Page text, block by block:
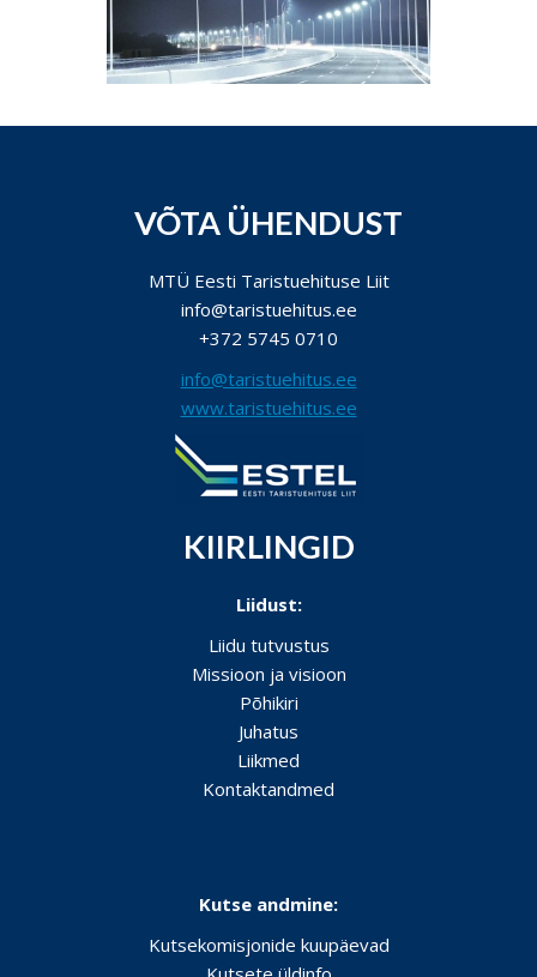
VÕTA ÜHENDUST
MTÜ Eesti Taristuehituse Liit
info@taristuehitus.ee
+372 5745 0710
info@taristuehitus.ee
www.taristuehitus.ee
KIIRLINGID
Liidust:
Liidu tutvustus
Missioon ja visioon
Põhikiri
Juhatus
Liikmed
Kontaktandmed
Kutse andmine:
Kutsekomisjonide kuupäevad